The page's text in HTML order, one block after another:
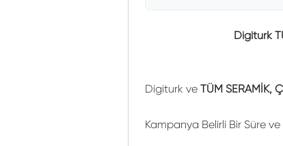
Digiturk
Digiturk ve TÜM SERAMİK,
Kampanya Belirli Bir Süre